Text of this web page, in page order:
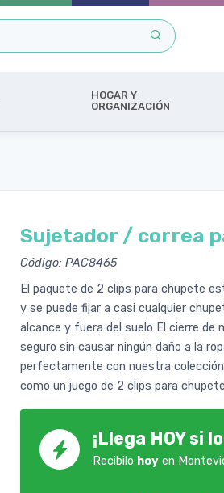
HOGAR Y
ORGANIZACIÓN
Sujetador / correa
Código: PAC8465
El paquete de 2 clips para chupete
y se puede fijar a casi cualquier
alcance y fuera del suelo El cierre
seguro sin causar ningún daño a la
perfectamente con nuestra
como un juego de 2 clips para
¡Llega HOY si
Recibilo hoy en